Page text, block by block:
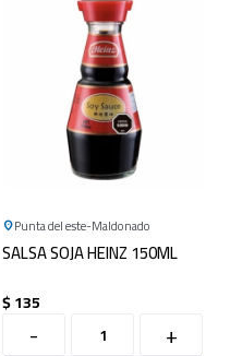
Punta del este Maldonado
SALSA SOJA HEINZ 150ML
$135
- +